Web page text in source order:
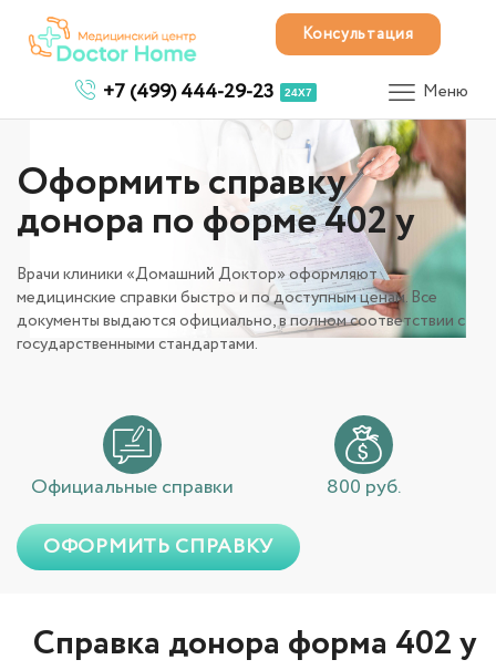
Консультация
+7 (499) 444-29-23 24X7 Меню
Оформить справку
донора по форме 402 у
Врачи клиники «Домашний Доктор» оформляют
медицинские справки быстро и по доступным ценам. Все
документы выдаются официально, в полном соответствии с
государственными стандартами.
Официальные справки 800 руб.
ОФОРМИТЬ СПРАВКУ
Справка донора форма 402 у